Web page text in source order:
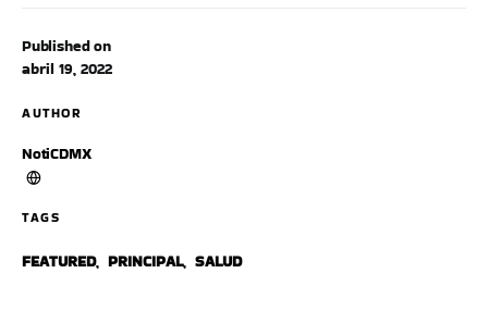
Published on
abril 19, 2022
AUTHOR
NotiCDMX
TAGS
FEATURED, PRINCIPAL, SALUD